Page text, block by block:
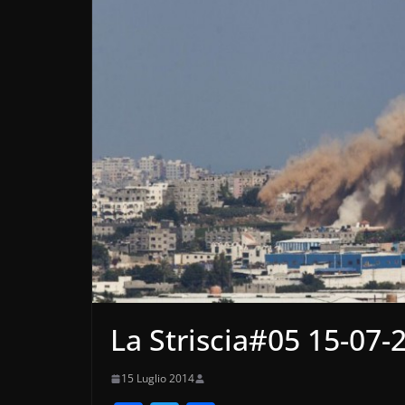
La Striscia#05 15-07-
15 Luglio 2014